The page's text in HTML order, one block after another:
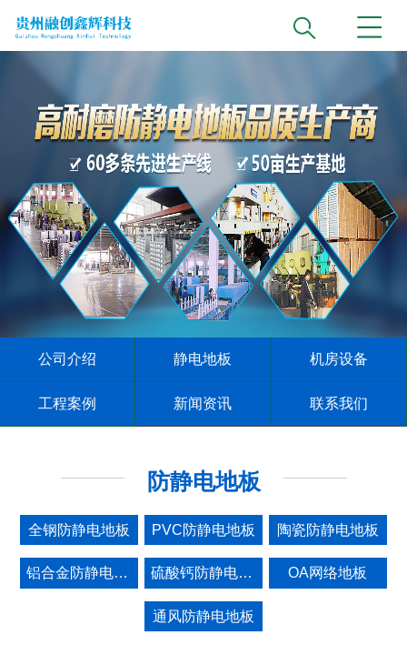
公司介绍 静电地板 机房设备
工程案例 新闻资讯 联系我们
防静电地板
全钢防静电地板 PVC防静电地板 陶瓷防静电地板
铝合金防静电地板 硫酸钙防静电地板 OA网络地板
通风防静电地板